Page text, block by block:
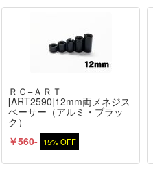
ＲＣ−ＡＲＴ
[ART2590]12mm両メネジス
ペーサー（アルミ・ブラッ
ク）
￥560- 15% OFF